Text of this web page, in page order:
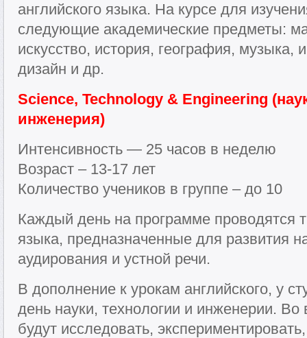
английского языка. На курсе для
следующие академические предметы:
искусство, история, география, музыка,
дизайн и др.
Science, Technology & Engineering
инженерия)
Интенсивность — 25 часов в неделю
Возраст – 13-17 лет
Количество учеников в группе – до 10
Каждый день на программе проводятся
языка, предназначенные для развития
аудирования и устной речи.
В дополнение к урокам английского, у
день науки, технологии и инженерии.
будут исследовать,